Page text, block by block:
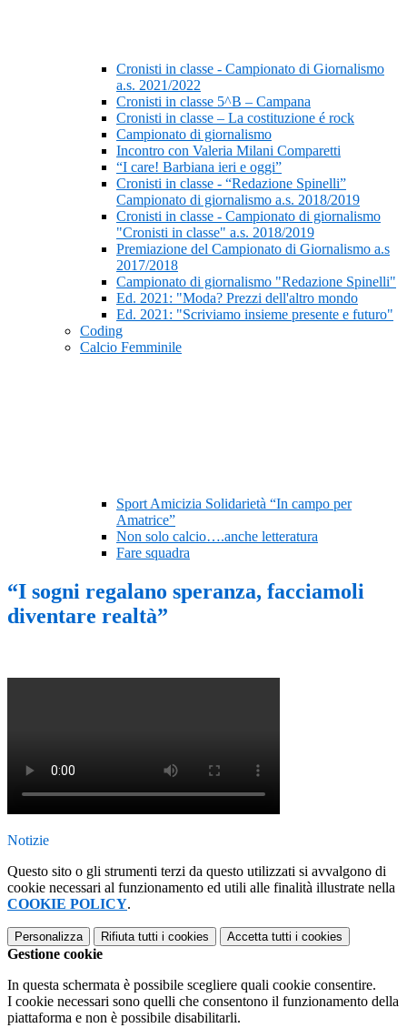
Cronisti in classe - Campionato di Giornalismo
a.s. 2021/2022
Cronisti in classe 5^B – Campana
Cronisti in classe – La costituzione é rock
Campionato di giornalismo
Incontro con Valeria Milani Comparetti
“I care! Barbiana ieri e oggi”
Cronisti in classe - “Redazione Spinelli”
Campionato di giornalismo a.s. 2018/2019
Cronisti in classe - Campionato di giornalismo
"Cronisti in classe" a.s. 2018/2019
Premiazione del Campionato di Giornalismo a.s
2017/2018
Campionato di giornalismo "Redazione Spinelli"
Ed. 2021: "Moda? Prezzi dell'altro mondo
Ed. 2021: "Scriviamo insieme presente e futuro"
Coding
Calcio Femminile
Sport Amicizia Solidarietà “In campo per
Amatrice”
Non solo calcio….anche letteratura
Fare squadra
“I sogni regalano speranza, facciamoli
diventare realtà”
Notizie
Questo sito o gli strumenti terzi da questo utilizzati si avvalgono di
cookie necessari al funzionamento ed utili alle finalità illustrate nella
COOKIE POLICY.
Personalizza Rifiuta tutti i cookies Accetta tutti i cookies
Gestione cookie
In questa schermata è possibile scegliere quali cookie consentire.
I cookie necessari sono quelli che consentono il funzionamento della
piattaforma e non è possibile disabilitarli.